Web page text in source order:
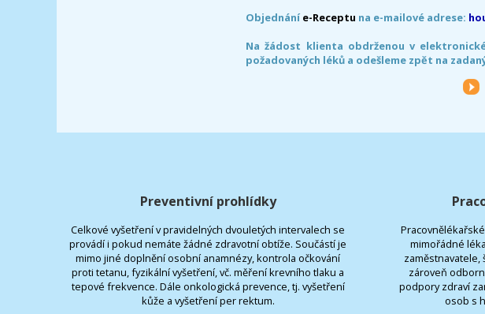
Objednáníe-Receptu na e-mailové adrese:
Na žádost klienta obdrženou v
požadovaných léků a odešleme zpět na
Preventivní prohlídky
Celkové vyšetření v pravidelných dvouletých intervalech se
provádí i pokud nemáte žádné zdravotní obtíže. Součástí je
mimo jiné doplnění osobní anamnézy, kontrola očkování
proti tetanu, fyzikální vyšetření, vč. měření krevního tlaku a
tepové frekvence. Dále onkologická prevence, tj. vyšetření
kůže a vyšetření per rektum.
mimořádné
zaměstnavatele,
zároveň
podpory zdraví
osob s